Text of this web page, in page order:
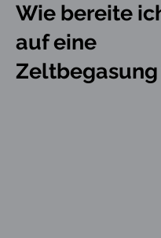
Wie bereite
auf eine
Zeltbegasung